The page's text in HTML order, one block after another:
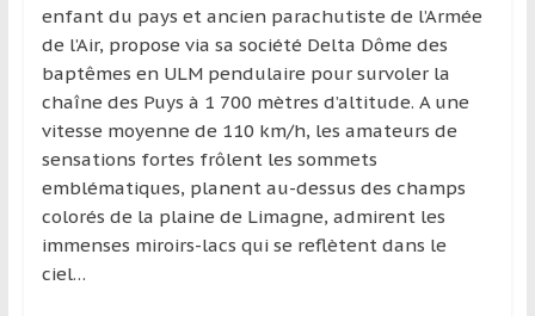
enfant du pays et ancien parachutiste de l’Armée
de l’Air, propose via sa société Delta Dôme des
baptêmes en ULM pendulaire pour survoler la
chaîne des Puys à 1 700 mètres d’altitude. A une
vitesse moyenne de 110 km/h, les amateurs de
sensations fortes frôlent les sommets
emblématiques, planent au-dessus des champs
colorés de la plaine de Limagne, admirent les
immenses miroirs-lacs qui se reflètent dans le
ciel…